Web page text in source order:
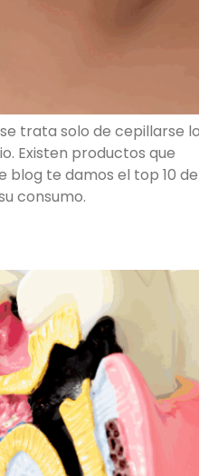
trata solo de cepillarse
Existen productos que
blog te damos el top 10 de
consumo.